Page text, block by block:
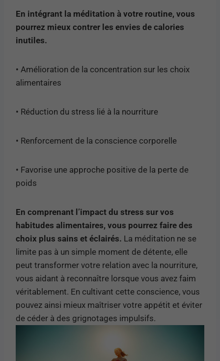
En intégrant la méditation à votre routine, vous
pourrez mieux contrer les envies de calories
inutiles.
• Amélioration de la concentration sur les choix
alimentaires
• Réduction du stress lié à la nourriture
• Renforcement de la conscience corporelle
• Favorise une approche positive de la perte de
poids
En comprenant l’impact du stress sur vos
habitudes alimentaires, vous pourrez faire des
choix plus sains et éclairés. La méditation ne se
limite pas à un simple moment de détente, elle
peut transformer votre relation avec la nourriture,
vous aidant à reconnaître lorsque vous avez faim
véritablement. En cultivant cette conscience, vous
pouvez ainsi mieux maîtriser votre appétit et éviter
de céder à des grignotages impulsifs.